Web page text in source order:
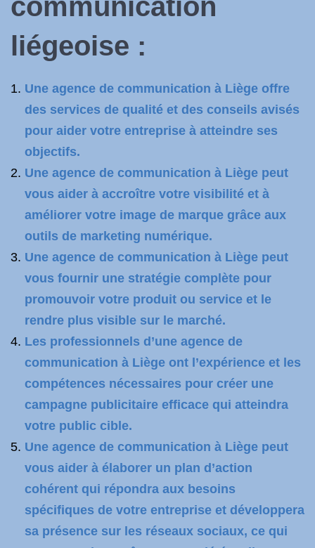
communication
liégeoise :
Une agence de communication à Liège offre
des services de qualité et des conseils avisés
pour aider votre entreprise à atteindre ses
objectifs.
Une agence de communication à Liège peut
vous aider à accroître votre visibilité et à
améliorer votre image de marque grâce aux
outils de marketing numérique.
Une agence de communication à Liège peut
vous fournir une stratégie complète pour
promouvoir votre produit ou service et le
rendre plus visible sur le marché.
Les professionnels d’une agence de
communication à Liège ont l’expérience et les
compétences nécessaires pour créer une
campagne publicitaire efficace qui atteindra
votre public cible.
Une agence de communication à Liège peut
vous aider à élaborer un plan d’action
cohérent qui répondra aux besoins
spécifiques de votre entreprise et développera
sa présence sur les réseaux sociaux, ce qui